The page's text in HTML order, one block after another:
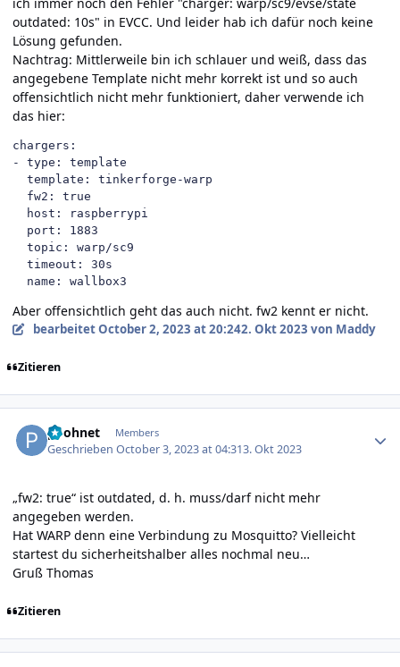
outdated: 10s" in EVCC. Und leider hab ich dafür noch keine
Lösung gefunden.
Nachtrag: Mittlerweile bin ich schlauer und weiß, dass das
angegebene Template nicht mehr korrekt ist und so auch
offensichtlich nicht mehr funktioniert, daher verwende ich
das hier:
chargers:
- type: template
  template: tinkerforge-warp
  fw2: true
  host: raspberrypi
  port: 1883
  topic: warp/sc9
  timeout: 30s
  name: wallbox3
Aber offensichtlich geht das auch nicht. fw2 kennt er nicht.
bearbeitetOctober 2, 2023 at 20:242. Okt 2023 von Maddy
Zitieren
poohnet Members
GeschriebenOctober 3, 2023 at 04:313. Okt 2023
„fw2: true“ ist outdated, d. h. muss/darf nicht mehr
angegeben werden.
Hat WARP denn eine Verbindung zu Mosquitto? Vielleicht
startest du sicherheitshalber alles nochmal neu…
Gruß Thomas
Zitieren